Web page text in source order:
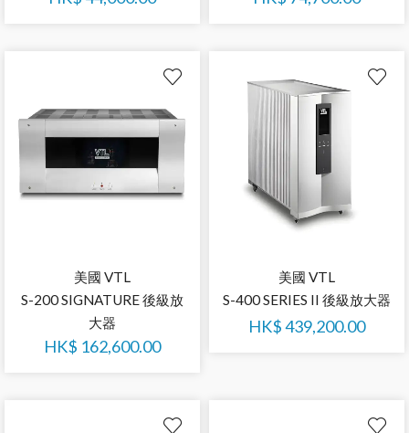
美國 VTL
S-200 SIGNATURE 後級放
大器
HK$ 162,600.00
美國 VTL
S-400 SERIES II 後級放大器
HK$439,200.00